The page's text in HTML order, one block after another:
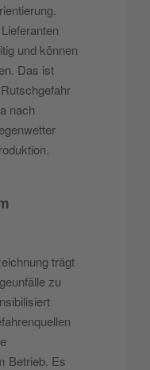
und können
Das ist
nach
trägt
zu
Betrieb. Es